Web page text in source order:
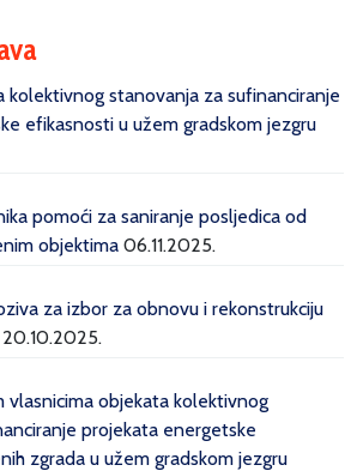
kolektivnog stanovanja za sufinanciranje
efikasnosti u užem gradskom jezgru
pomoći za saniranje posljedica od
objektima 06.11.2025.
za izbor za obnovu i rekonstrukciju
20.10.2025.
vlasnicima objekata kolektivnog
projekata energetske
zgrada u užem gradskom jezgru